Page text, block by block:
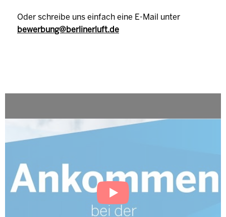
Oder schreibe uns einfach eine E-Mail unter
bewerbung@berlinerluft.de